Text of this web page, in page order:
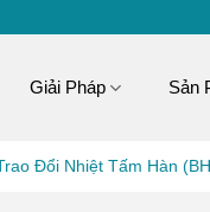
Giải Pháp Sản
Đổi Nhiệt Tấm Hàn